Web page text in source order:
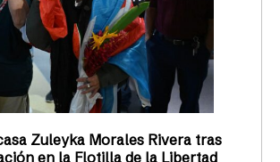
Zuleyka Morales Rivera tras
en la Flotilla de la Libertad